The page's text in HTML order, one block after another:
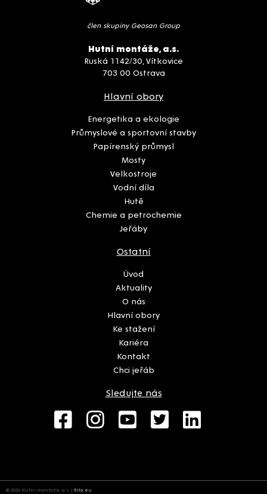
člen skupiny Geosan Group
Hutní montáže, a.s.
Ruská 1142/30, Vítkovice
703 00 Ostrava
Hlavní obory
Energetika a ekologie
Průmyslové a sportovní stavby
Papírenský průmysl
Mosty
Velkostroje
Vodní díla
Hutě
Chemie a petrochemie
Jeřáby
Ostatní
Úvod
Aktuality
O nás
Hlavní obory
Ke stažení
Kariéra
Kontakt
Chci jeřáb
Sledujte nás
© 2026 Hutní montáže, a.s. | firla.eu